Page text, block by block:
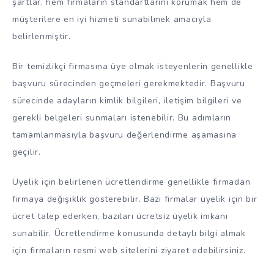
şartlar, hem firmaların standartlarını korumak hem de
müşterilere en iyi hizmeti sunabilmek amacıyla
belirlenmiştir.
Bir temizlikçi firmasına üye olmak isteyenlerin genellikle
başvuru sürecinden geçmeleri gerekmektedir. Başvuru
sürecinde adayların kimlik bilgileri, iletişim bilgileri ve
gerekli belgeleri sunmaları istenebilir. Bu adımların
tamamlanmasıyla başvuru değerlendirme aşamasına
geçilir.
Üyelik için belirlenen ücretlendirme genellikle firmadan
firmaya değişiklik gösterebilir. Bazı firmalar üyelik için bir
ücret talep ederken, bazıları ücretsiz üyelik imkanı
sunabilir. Ücretlendirme konusunda detaylı bilgi almak
için firmaların resmi web sitelerini ziyaret edebilirsiniz.